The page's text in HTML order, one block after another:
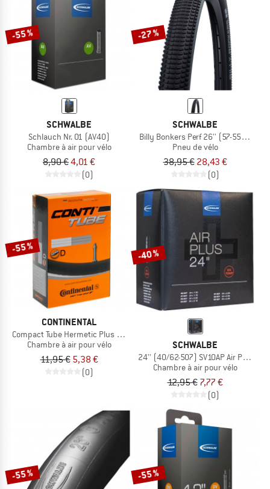
-55 %
SCHWALBE
Schlauch Nr. 01 (AV40)
Chambre à air pour vélo
8,90 €4,01 €
(0)
-27 %
SCHWALBE
Billy Bonkers Perf 26'' (57-559)
Pneu de vélo
38,95 € 28,43 €
(0)
-55 %
CONTINENTAL
Compact Tube Hermetic Plus 24''
Chambre à air pour vélo
11,95 € 5,38 €
(0)
-40 %
SCHWALBE
24'' (40/62-507) SV10AP Air Plus
Chambre à air pour vélo
12,95 € 7,77 €
(0)
-55 % -55 %